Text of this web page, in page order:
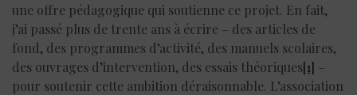
une offre pédagogique qui soutienne ce projet. En fait,
j’ai passé plus de trente ans à écrire – des articles de
fond, des programmes d’activité, des manuels scolaires,
des ouvrages d’intervention, des essais théoriques[1] –
pour soutenir cette ambition déraisonnable. L’association